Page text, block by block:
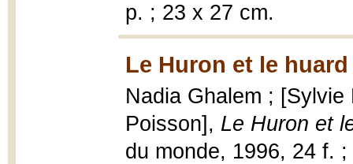
p. ; 23 x 27 cm.
Le Huron et le huard
Nadia Ghalem ;
Poisson], Le Huron et
du monde, 1996, 24 f.